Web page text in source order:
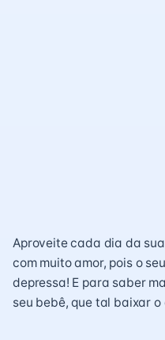
Aproveite cada dia da
com muito amor, pois o
depressa! E para saber
seu bebê, que tal baixar o